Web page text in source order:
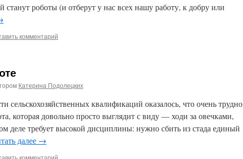
станут роботы (и отберут у нас всех нашу работу, к добру или
комментарий
Катерина Подолецких
сельскохозяйственных квалификаций оказалось, что очень трудно
которая довольно просто выглядит с виду — ходи за овечками,
деле требует высокой дисциплины: нужно сбить из стада единый
далее →
комментарий